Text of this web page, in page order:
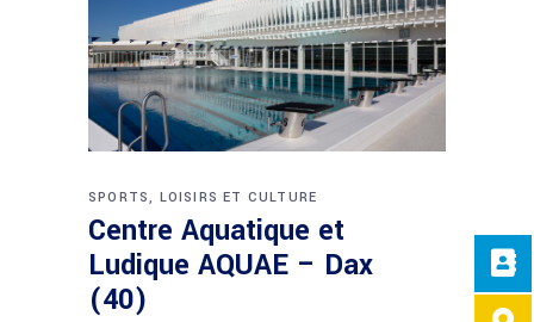
SPORTS, LOISIRS ET CULTURE
Centre Aquatique et
Ludique AQUAE – Dax
(40)